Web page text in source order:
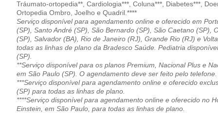
Tráumato-ortopedia**, Cardiologia***, Coluna***, Diabetes***,
Ortopedia Ombro, Joelho e Quadril.****
Serviço disponível para agendamento online e oferecido em
(SP), Santo André (SP), São Bernardo (SP), São Caetano (SP),
(SP), Salvador (BA), Rio de Janeiro (RJ), Grande Rio (RJ) e
todas as linhas de plano da Bradesco Saúde. Pediatria
(SP).
**Serviço disponível para os planos Premium, Nacional Plus e
em São Paulo (SP). O agendamento deve ser feito pelo telefone.
***Serviço disponível para agendamento online e oferecido
(SP) para todas as linhas de plano.
****Serviço disponível para agendamento online e oferecido no
Einstein, em São Paulo, para todas as linhas de plano.